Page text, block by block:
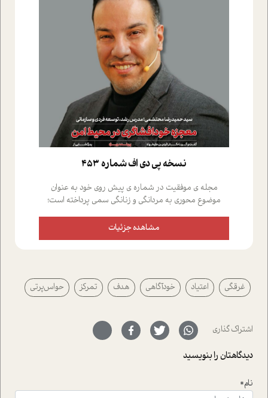
نسخه پي دي اف شماره 453
مجله ی موفقیت در شماره ی پیش روی خود به عنوان
موضوع محوری به مردانگی و زنانگی سمی پرداخته است؛
علیخواه، جامعه شناس در بخش های مختلف تلاش کرده ایم
از دریچه های گوناگون به این موضوع مهم بپردازیم.فصل
پیرامون آن آشنا می کند.در بخش دو فنجان داغ به سراغ افرادی
رفته ایم که موفقیت را در عمل به اثبات رسانده اند؛ سید
حمیدرضا محتشمی که بیست و پنجمین سال فعالیت حرفه
سر نهاده است و نیز کرامت عزیز زاده؛ سفیر صلح و دوستی که
با رکاب زدن در بیش از هفتاد کشور و کاشتن درخت، به نماد
حمایت از محیط زیست و منابع طبیعی تبدیل گشته
است.فصل روایت اجنبی ها در این شماره به دو موضوع
ای که به زندگی شگفت انگیز جین گودال و تاثیرات کاوش های
مشاهده جزئیات
غرقگی اعتیاد خودآگاهی هدف تمرکز حواس‌پرتی
اشتراک گذاری
دیدگاهتان را بنویسید
نام*